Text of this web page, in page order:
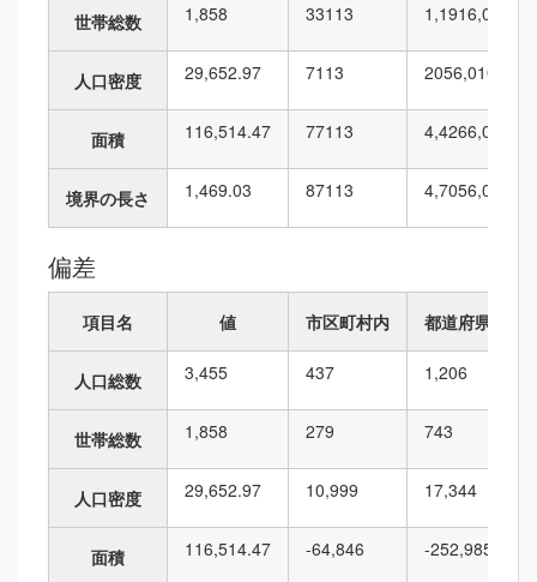
世帯総数 1,858 33113 1,1916,010
人口密度 29,652.97 7113 2056,010
面積 116,514.47 77113 4,4266,010
境界の長さ 1,469.03 87113 4,7056,010
偏差
項目名 値 市区町村内 都道府県内
人口総数 3,455 437 1,206
世帯総数 1,858 279 743
人口密度 29,652.97 10,999 17,344
面積 116,514.47 -64,846 -252,985